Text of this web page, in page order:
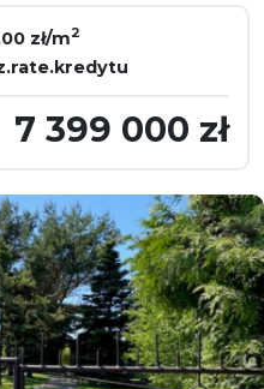
zł/m2
7 399 000 zł